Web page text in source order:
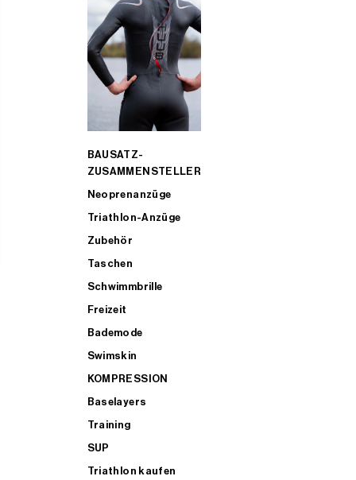
BAUSATZ-
ZUSAMMENSTELLER
Neoprenanzüge
Triathlon-Anzüge
Zubehör
Taschen
Schwimmbrille
Freizeit
Bademode
Swimskin
KOMPRESSION
Baselayers
Training
SUP
Triathlon kaufen